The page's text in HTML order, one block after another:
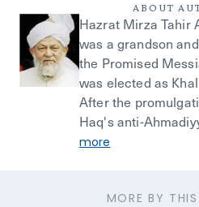
ABOUT
Hazrat Mirza Tahir
was a grandson
the Promised
was elected as
After the
Haq's anti-
more
MORE BY